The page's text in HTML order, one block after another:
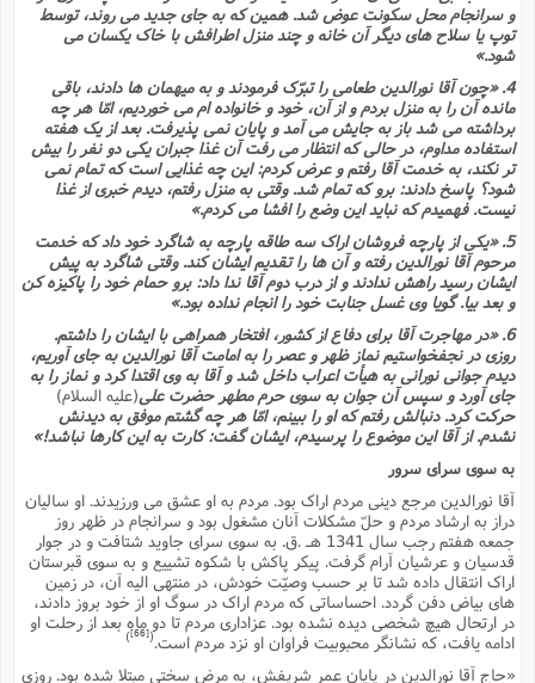
و سرانجام محل سکونت عوض شد. همین که به جاى جدید مى روند، توسط
توپ یا سلاح هاى دیگر آن خانه و چند منزل اطرافش با خاک یکسان مى
شود.»
4. «چون آقا نورالدین طعامى را تبرّک فرمودند و به میهمان ها دادند، باقى
مانده آن را به منزل بردم و از آن، خود و خانواده ام مى خوردیم، امّا هر چه
برداشته مى شد باز به جایش مى آمد و پایان نمى پذیرفت. بعد از یک هفته
استفاده مداوم، در حالى که انتظار مى رفت آن غذا جبران یکى دو نفر را بیش
تر نکند، به خدمت آقا رفتم و عرض کردم: این چه غذایى است که تمام نمى
شود؟ پاسخ دادند: برو که تمام شد. وقتى به منزل رفتم، دیدم خبرى از غذا
نیست. فهمیدم که نباید این وضع را افشا مى کردم.»
5. «یکى از پارچه فروشان اراک سه طاقه پارچه به شاگرد خود داد که خدمت
مرحوم آقا نورالدین رفته و آن ها را تقدیم ایشان کند. وقتى شاگرد به پیش
ایشان رسید راهش ندادند و از درب دوم آقا ندا داد: برو حمام خود را پاکیزه کن
و بعد بیا. گویا وى غسل جنابت خود را انجام نداده بود.»
6. «در مهاجرت آقا براى دفاع از کشور، افتخار همراهى با ایشان را داشتم.
روزى در نجفخواستیم نماز ظهر و عصر را به امامت آقا نورالدین به جاى آوریم،
دیدم جوانى نورانى به هیأت اعراب داخل شد و آقا به وى اقتدا کرد و نماز را به
جاى آورد و سپس آن جوان به سوى حرم مطهر حضرت على(علیه السلام)
حرکت کرد. دنبالش رفتم که او را ببینم، امّا هر چه گشتم موفق به دیدنش
نشدم. از آقا این موضوع را پرسیدم، ایشان گفت: کارت به این کارها نباشد!»
به سوى سراى سرور
آقا نورالدین مرجع دینى مردم اراک بود. مردم به او عشق مى ورزیدند. او سالیان
دراز به ارشاد مردم و حلّ مشکلات آنان مشغول بود و سرانجام در ظهر روز
جمعه هفتم رجب سال 1341 هـ .ق. به سوى سراى جاوید شتافت و در جوار
قدسیان و عرشیان آرام گرفت. پیکر پاکش با شکوه تشییع و به سوى قبرستان
اراک انتقال داده شد تا بر حسب وصیّت خودش، در منتهى الیه آن، در زمین
هاى بیاض دفن گردد. احساساتى که مردم اراک در سوگ او از خود بروز دادند،
در ارتحال هیچ شخصى دیده نشده بود. عزادارى مردم تا دو ماه بعد از رحلت او
ادامه یافت، که نشانگر محبوبیت فراوان او نزد مردم است.(
[66]
)
«حاج آقا نورالدین در پایان عمر شریفش، به مرض سختى مبتلا شده بود. روزى